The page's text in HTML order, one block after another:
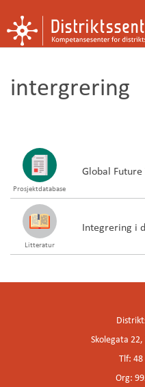
Metoder og verktøy
Kontakt oss
Om oss
intergrering
Prosjektdatabase
Global Future
Litteratur
Integrering i
Skolegata 22,
Tlf: 48
Org: